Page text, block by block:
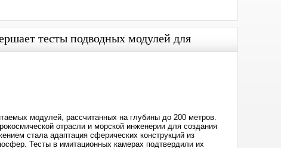
тесты подводных модулей для
модулей, рассчитанных на глубины до 200 метров.
отрасли и морской инженерии для создания
стала адаптация сферических конструкций из
Тесты в имитационных камерах подтвердили их